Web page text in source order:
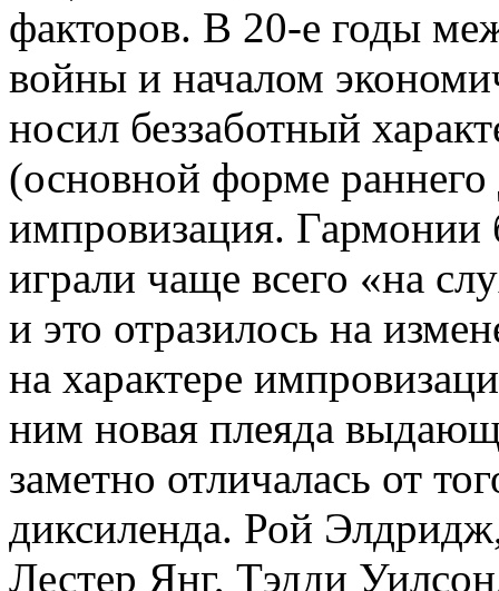
факторов. В 20-е годы
войны и началом
носил беззаботный
(основной форме раннего
импровизация.
играли чаще всего «на
и это отразилось на
на характере
ним новая плеяда
заметно отличалась от
диксиленда. Рой
Лестер Янг, Тэдди